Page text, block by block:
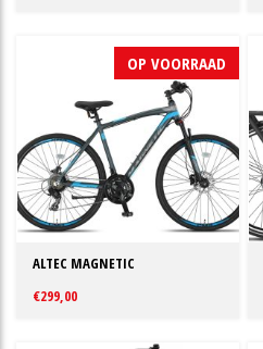
OP VOORRAAD
ALTEC MAGNETIC
€299,00